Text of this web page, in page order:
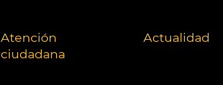
Atención
ciudadana
Actualidad